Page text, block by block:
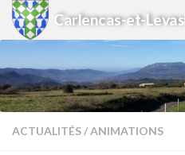
Skip to content
Carlencas-et-Levas
ACTUALITÉS/ANIMATIONS